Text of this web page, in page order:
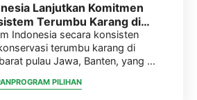
Lanjutkan Komitmen
Terumbu Karang di
Serang – Banten.
Indonesia secara konsisten
terumbu karang di
pulau Jawa, Banten, yang ...
PROGRAM PILIHAN